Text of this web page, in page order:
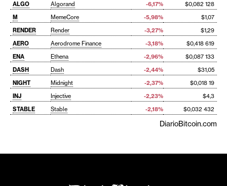
ALGO
Algorand -6,17%
$0,082 128
M
MemeCore -5,98%
$1,07
RENDER
Render -3,27%
$1,29
AERO
Aerodrome Finance -3,18%
$0,418 619
ENA
Ethena -2,96%
$0,087 133
DASH
Dash -2,44%
$31,05
NIGHT
Midnight -2,37%
$0,018 19
INJ
Injective -2,23%
$4,3
STABLE
Stable -2,18% $0,032 432
DiarioBitcoin.com